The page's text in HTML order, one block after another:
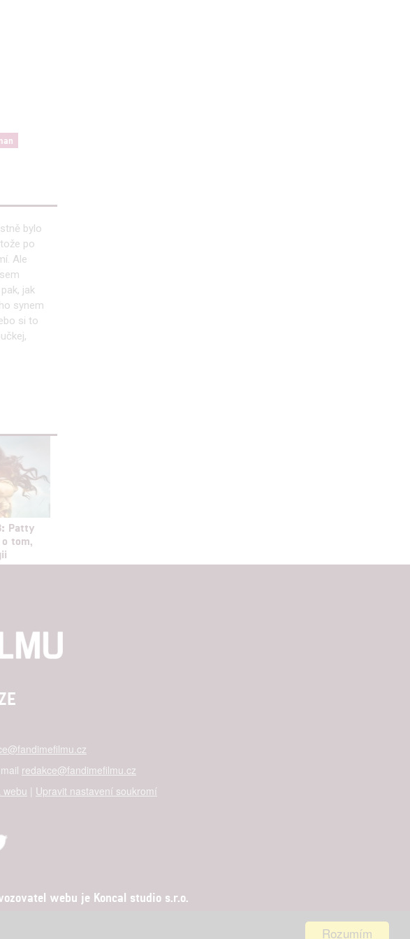
Rozumím
bylo
po
Ale
jak
synem
si to
Patty
tom,
redakce@fandimefilmu.cz
webu | Upravit nastavení soukromí
webu je Koncal studio s.r.o.
nám i našim partnerům
a odstraňování chyb,